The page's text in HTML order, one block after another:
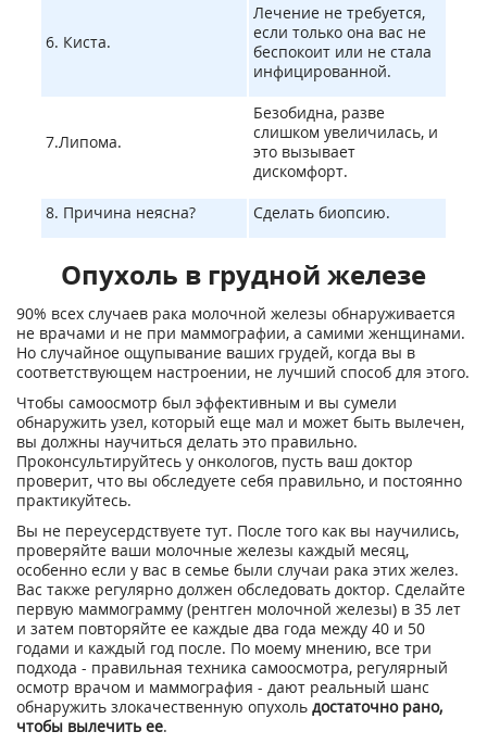
6. Киста.
Лечение не требуется,
если только она вас не
беспокоит или не стала
инфицированной.
7.Липома.
Безобидна, разве
слишком увеличилась, и
это вызывает
дискомфорт.
8. Причина неясна?
Сделать биопсию.
Опухоль в грудной железе
90% всех случаев рака молочной железы обнаруживается
не врачами и не при маммографии, а самими женщинами.
Но случайное ощупывание ваших грудей, когда вы в
соответствующем настроении, не лучший способ для этого.
Чтобы самоосмотр был эффективным и вы сумели
обнаружить узел, который еще мал и может быть вылечен,
вы должны научиться делать это правильно.
Проконсультируйтесь у онкологов, пусть ваш доктор
проверит, что вы обследуете себя правильно, и постоянно
практикуйтесь.
Вы не переусердствуете тут. После того как вы научились,
проверяйте ваши молочные железы каждый месяц,
особенно если у вас в семье были случаи рака этих желез.
Вас также регулярно должен обследовать доктор. Сделайте
первую маммограмму (рентген молочной железы) в 35 лет
и затем повторяйте ее каждые два года между 40 и 50
годами и каждый год после. По моему мнению, все три
подхода - правильная техника самоосмотра, регулярный
осмотр врачом и маммография - дают реальный шанс
обнаружить злокачественную опухоль достаточно рано,
чтобы вылечить ее.